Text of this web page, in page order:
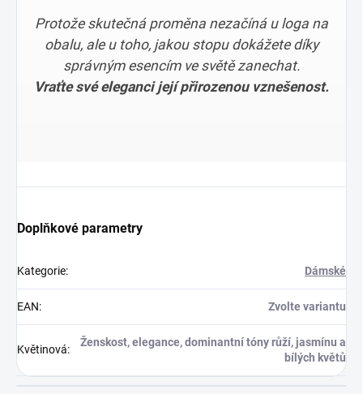
Protože skutečná proměna nezačíná u loga na
obalu, ale u toho, jakou stopu dokážete díky
správným esencím ve světě zanechat.
Vraťte své eleganci její přirozenou vznešenost.
Doplňkové parametry
Kategorie: Dámské
EAN: Zvolte variantu
Květinová:
Ženskost, elegance, dominantní tóny růží, jasmínu a
bílých květů